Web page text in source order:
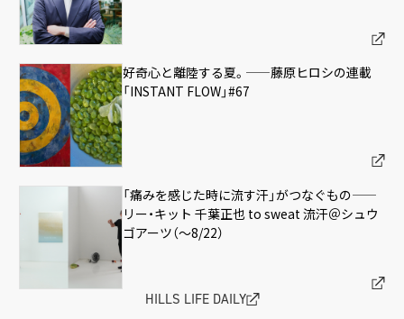
好奇心と離陸する夏。——藤原ヒロシの連載
「INSTANT FLOW」#67
「痛みを感じた時に流す汗」がつなぐもの——
リー・キット 千葉正也 to sweat 流汗＠シュウ
ゴアーツ（〜8/22）
HILLS LIFE DAILY